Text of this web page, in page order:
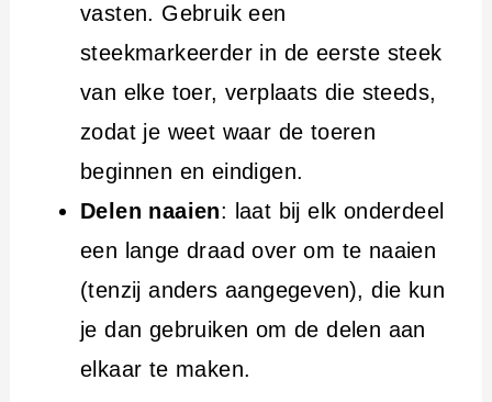
vasten. Gebruik een
steekmarkeerder in de eerste steek
van elke toer, verplaats die steeds,
zodat je weet waar de toeren
beginnen en eindigen.
Delen naaien: laat bij elk onderdeel
een lange draad over om te naaien
(tenzij anders aangegeven), die kun
je dan gebruiken om de delen aan
elkaar te maken.